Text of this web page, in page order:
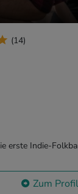
(14)
erste Indie-
Zum Profil